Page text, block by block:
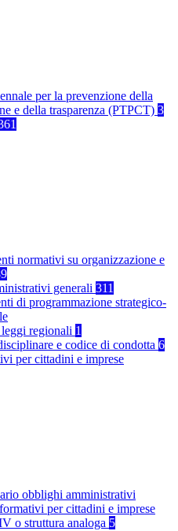
per la prevenzione della
e della trasparenza (PTPCT) 3
normativi su organizzazione e
generali 311
di programmazione strategico-
leggi regionali 1
e codice di condotta 6
per cittadini e imprese
obblighi amministrativi
per cittadini e imprese
o struttura analoga 5